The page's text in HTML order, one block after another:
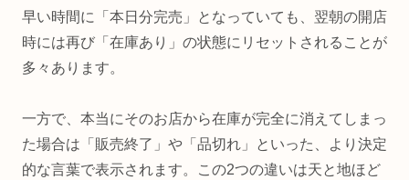
早い時間に「本日分完売」となっていても、翌朝の開店
時には再び「在庫あり」の状態にリセットされることが
多々あります。
一方で、本当にそのお店から在庫が完全に消えてしまっ
た場合は「販売終了」や「品切れ」といった、より決定
的な言葉で表示されます。この2つの違いは天と地ほど